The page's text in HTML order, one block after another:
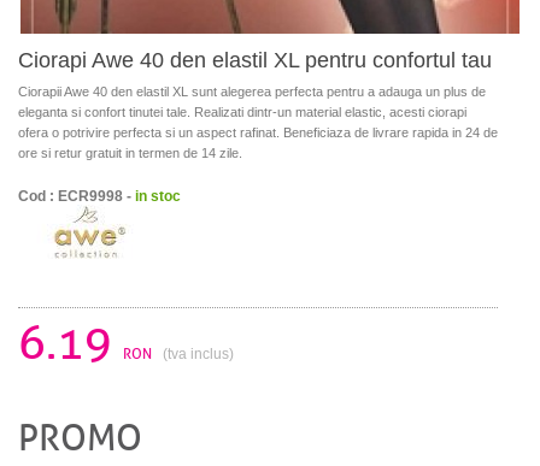
Ciorapi Awe 40 den elastil XL pentru confortul tau
Ciorapii Awe 40 den elastil XL sunt alegerea perfecta pentru a adauga un plus de
eleganta si confort tinutei tale. Realizati dintr-un material elastic, acesti ciorapi
ofera o potrivire perfecta si un aspect rafinat. Beneficiaza de livrare rapida in 24 de
ore si retur gratuit in termen de 14 zile.
Cod : ECR9998 - in stoc
6.19 RON (tva inclus)
PROMO